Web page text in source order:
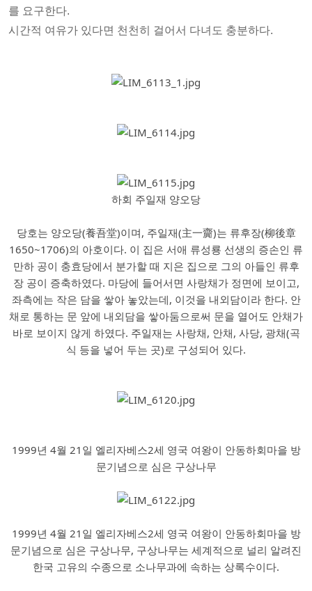
를 요구한다.
시간적 여유가 있다면 천천히 걸어서 다녀도 충분하다.
하회 주일재 양오당
당호는 양오당(養吾堂)이며, 주일재(主一齎)는 류후장(柳後章
1650~1706)의 아호이다. 이 집은 서애 류성룡 선생의 증손인 류
만하 공이 충효당에서 분가할 때 지은 집으로 그의 아들인 류후
장 공이 증축하였다. 마당에 들어서면 사랑채가 정면에 보이고,
좌측에는 작은 담을 쌓아 놓았는데, 이것을 내외담이라 한다. 안
채로 통하는 문 앞에 내외담을 쌓아둠으로써 문을 열어도 안채가
바로 보이지 않게 하였다. 주일재는 사랑채, 안채, 사당, 광채(곡
식 등을 넣어 두는 곳)로 구성되어 있다.
1999년 4월 21일 엘리자베스2세 영국 여왕이 안동하회마을 방
문기념으로 심은 구상나무
1999년 4월 21일 엘리자베스2세 영국 여왕이 안동하회마을 방
문기념으로 심은 구상나무, 구상나무는 세계적으로 널리 알려진
한국 고유의 수종으로 소나무과에 속하는 상록수이다.